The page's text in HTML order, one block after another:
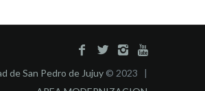
de San Pedro de Jujuy © 2023 |